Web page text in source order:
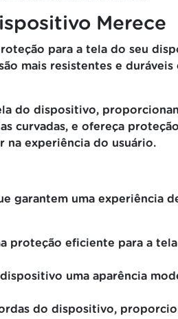
Merece
para a tela do seu
mais resistentes e duráveis
do dispositivo,
curvadas, e ofereça
na experiência do usuário.
garantem uma experiência
proteção eficiente para a
uma aparência
do dispositivo,